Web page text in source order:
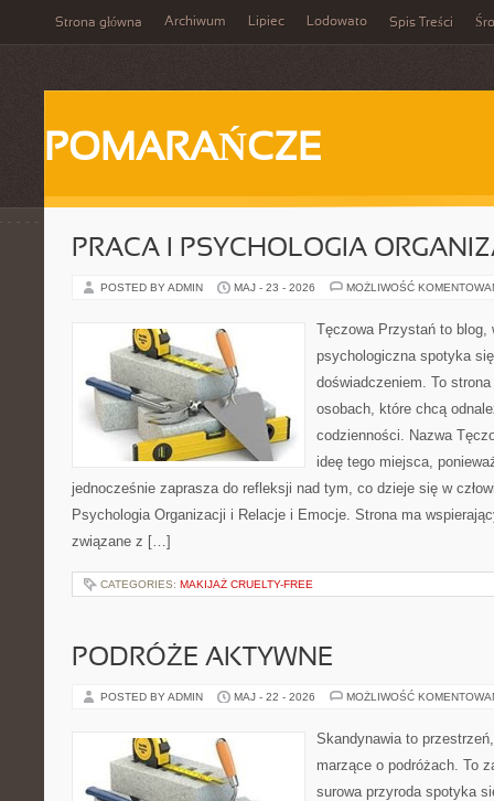
Strona główna Archiwum Lipiec Lodowato Spis Treści
POMARAŃCZE
PRACA I PSYCHOLOGIA
POSTED BY ADMIN MAJ - 23 - 2026 MOŻLIWOŚĆ
Tęczowa Przystań to blog,
psychologiczna spotyka
doświadczeniem. To
osobach, które chcą
codzienności. Nazwa
ideę tego miejsca,
jednocześnie zaprasza do refleksji nad tym, co dzieje się w
Psychologia Organizacji i Relacje i Emocje. Strona ma
związane z […]
CATEGORIES: MAKIJAŻ CRUELTY-FREE
PODRÓŻE AKTYWNE
POSTED BY ADMIN MAJ - 22 - 2026 MOŻLIWOŚĆ
Skandynawia to
marzące o podróżach. To
surowa przyroda spotyka